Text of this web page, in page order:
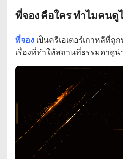
พี่จอง คือใคร ทำไมคนดู
พี่จอง เป็นครีเอเตอร์เกาหลีที่
เรื่องที่ทำให้สถานที่ธรรมดาดูน่